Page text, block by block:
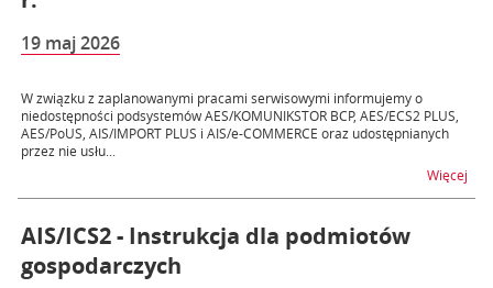
19 maj 2026
W związku z zaplanowanymi pracami serwisowymi informujemy o
niedostępności podsystemów AES/KOMUNIKSTOR BCP, AES/ECS2 PLUS,
AES/PoUS, AIS/IMPORT PLUS i AIS/e-COMMERCE oraz udostępnianych
przez nie usłu...
Więcej
AIS/ICS2 - Instrukcja dla podmiotów
gospodarczych